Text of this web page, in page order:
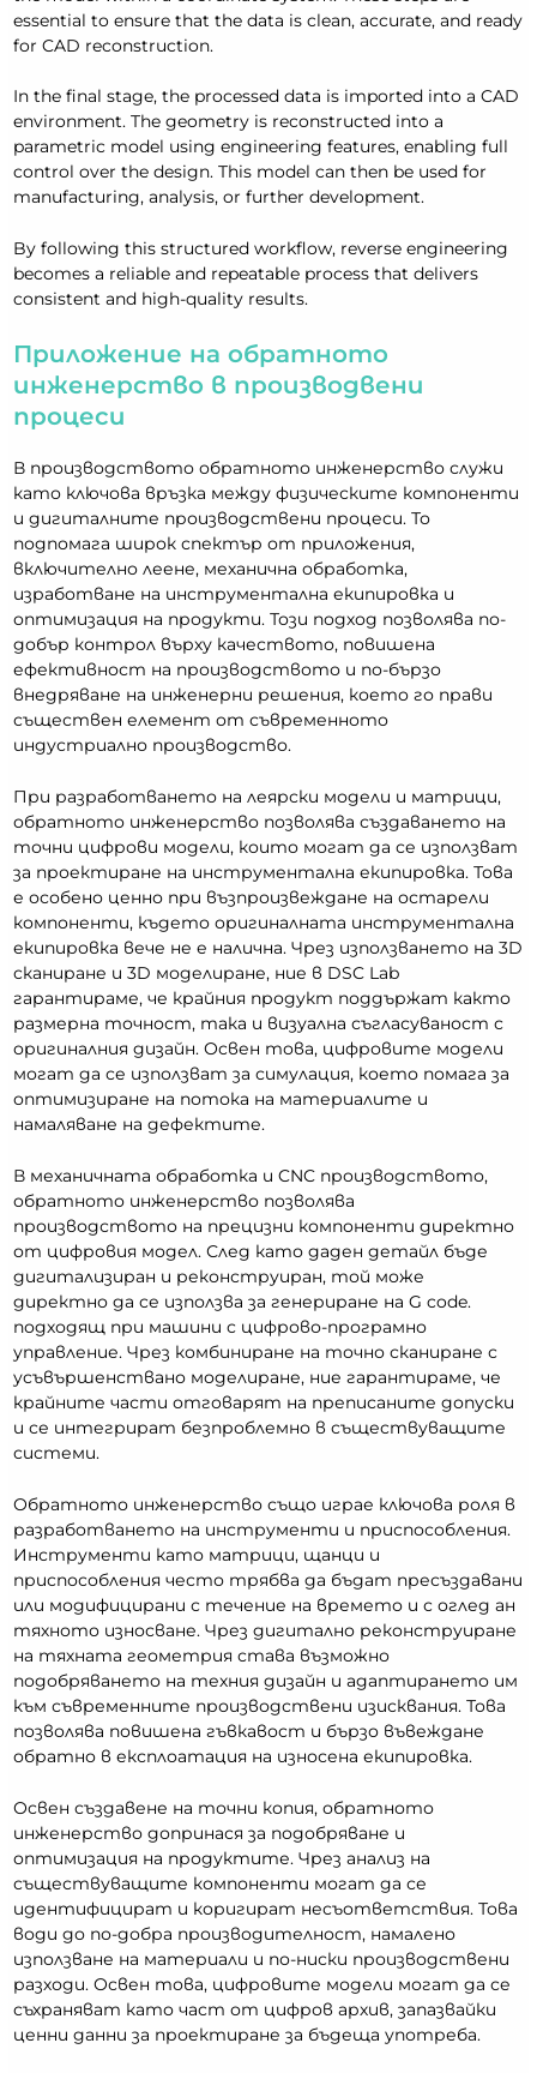
essential to ensure that the data is clean, accurate, and ready
for CAD reconstruction.
In the final stage, the processed data is imported into a CAD
environment. The geometry is reconstructed into a
parametric model using engineering features, enabling full
control over the design. This model can then be used for
manufacturing, analysis, or further development.
By following this structured workflow, reverse engineering
becomes a reliable and repeatable process that delivers
consistent and high-quality results.
Приложение на обратното
инженерство в производвени
процеси
В производството обратното инженерство служи
като ключова връзка между физическите компоненти
и дигиталните производствени процеси. То
подпомага широк спектър от приложения,
включително леене, механична обработка,
изработване на инструментална екипировка и
оптимизация на продукти. Този подход позволява по-
добър контрол върху качеството, повишена
ефективност на производството и по-бързо
внедряване на инженерни решения, което го прави
съществен елемент от съвременното
индустриално производство.
При разработването на леярски модели и матрици,
обратното инженерство позволява създаването на
точни цифрови модели, които могат да се използват
за проектиране на инструментална екипировка. Това
е особено ценно при възпроизвеждане на остарели
компоненти, където оригиналната инструментална
екипировка вече не е налична. Чрез използването на 3D
сканиране и 3D моделиране, ние в DSC Lab
гарантираме, че крайния продукт поддържат както
размерна точност, така и визуална съгласуваност с
оригиналния дизайн. Освен това, цифровите модели
могат да се използват за симулация, което помага за
оптимизиране на потока на материалите и
намаляване на дефектите.
В механичната обработка и CNC производството,
обратното инженерство позволява
производството на прецизни компоненти директно
от цифровия модел. След като даден детайл бъде
дигитализиран и реконструиран, той може
директно да се използва за генериране на G code.
подходящ при машини с цифрово-програмно
управление. Чрез комбиниране на точно сканиране с
усъвършенствано моделиране, ние гарантираме, че
крайните части отговарят на преписаните допуски
и се интегрират безпроблемно в съществуващите
системи.
Обратното инженерство също играе ключова роля в
разработването на инструменти и приспособления.
Инструменти като матрици, щанци и
приспособления често трябва да бъдат пресъздавани
или модифицирани с течение на времето и с оглед ан
тяхното износване. Чрез дигитално реконструиране
на тяхната геометрия става възможно
подобряването на техния дизайн и адаптирането им
към съвременните производствени изисквания. Това
позволява повишена гъвкавост и бързо въвеждане
обратно в експлоатация на износена екипировка.
Освен създавене на точни копия, обратното
инженерство допринася за подобряване и
оптимизация на продуктите. Чрез анализ на
съществуващите компоненти могат да се
идентифицират и коригират несъответствия. Това
води до по-добра производителност, намалено
използване на материали и по-ниски производствени
разходи. Освен това, цифровите модели могат да се
съхраняват като част от цифров архив, запазвайки
ценни данни за проектиране за бъдеща употреба.